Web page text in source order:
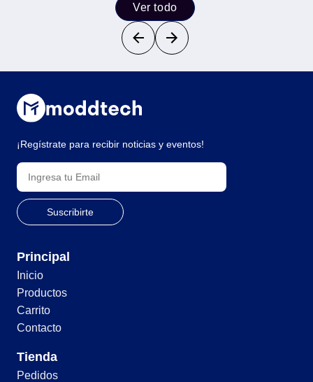
Ver todo
¡Regístrate para recibir noticias y eventos!
Principal
Inicio
Productos
Carrito
Contacto
Tienda
Pedidos